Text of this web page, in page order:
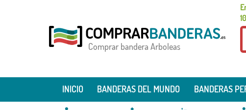
Comprar bandera Arboleas
INICIO BANDERAS DEL MUNDO BANDERAS